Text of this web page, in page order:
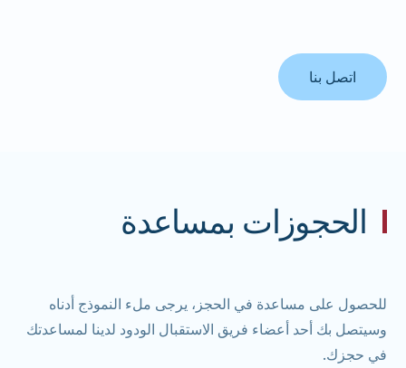
اتصل بنا
الحجوزات بمساعدة
للحصول على مساعدة في الحجز، يرجى ملء النموذج أدناه
وسيتصل بك أحد أعضاء فريق الاستقبال الودود لدينا لمساعدتك
في حجزك.